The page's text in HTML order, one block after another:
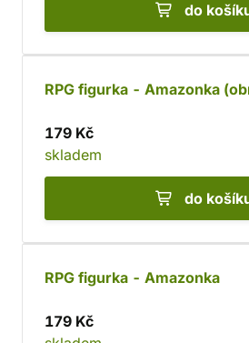
do
RPG figurka - Amazonka
179 Kč
skladem
do
RPG figurka - Amazonka
179 Kč